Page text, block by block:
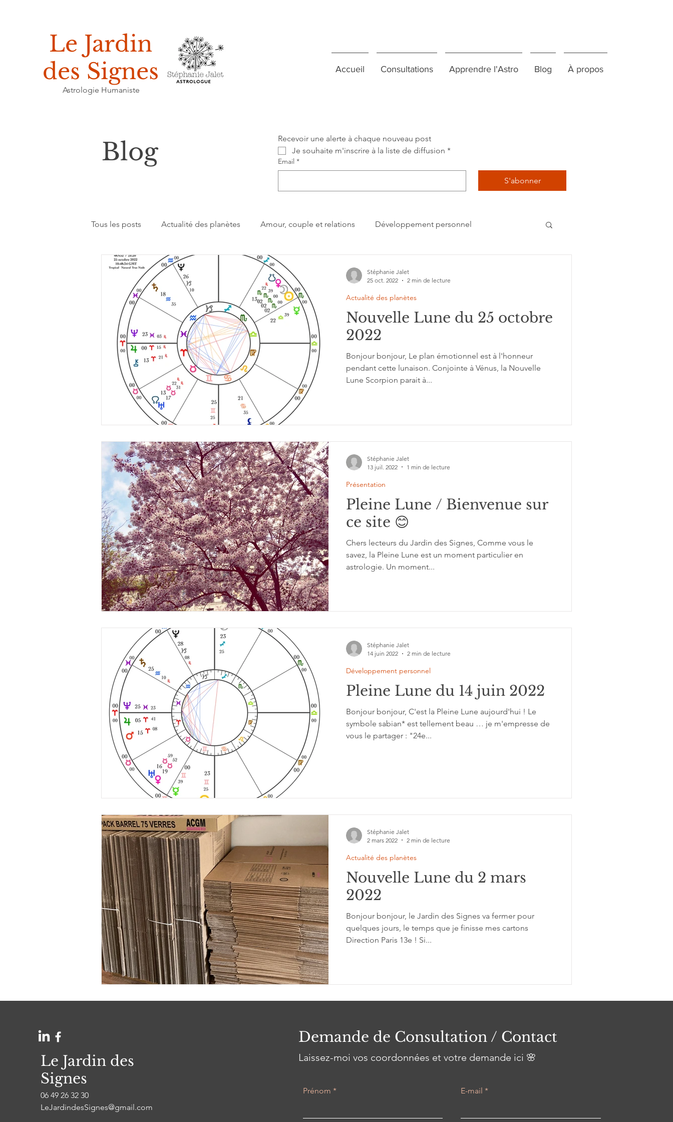
Le Jardin
des Signes
Astrologie Humaniste
Accueil Consultations Apprendre l'Astro Blog À propos
Blog
Recevoir une alerte à chaque nouveau post
Je souhaite m'inscrire à la liste de diffusion *
Email *
S'abonner
Tous les posts Actualité des planètes Amour, couple et relations Développement personnel
Enseignements Important à retenir
Réflexion sur la pratique astrologi Signes du zodiaque
Rencontrons-nous Pistes d'interprétation Grands cycles
Nouvelle Lune du 25 octobre
2022
Bonjour bonjour, Le plan émotionnel est à l'honneur
pendant cette lunaison. Conjointe à Vénus, la Nouvelle
Lune Scorpion parait à...
Actualité des planètes
Stéphanie Jalet
25 oct. 2022
2 min de lecture
Pleine Lune / Bienvenue sur
ce site 😊
Chers lecteurs du Jardin des Signes, Comme vous le
savez, la Pleine Lune est un moment particulier en
astrologie. Un moment...
Présentation
Stéphanie Jalet
13 juil. 2022
1 min de lecture
Pleine Lune du 14 juin 2022
Bonjour bonjour, C'est la Pleine Lune aujourd'hui ! Le
symbole sabian* est tellement beau … je m'empresse de
vous le partager : "24e...
Développement personnel
Stéphanie Jalet
14 juin 2022
2 min de lecture
Nouvelle Lune du 2 mars
2022
Bonjour bonjour, le Jardin des Signes va fermer pour
quelques jours, le temps que je finisse mes cartons
Direction Paris 13e ! Si...
Actualité des planètes
Stéphanie Jalet
2 mars 2022
2 min de lecture
Le Jardin des
Signes
06 49 26 32 30
LeJardindesSignes@gmail.com
Demande de Consultation / Contact
Laissez-moi vos coordonnées et votre demande ici 🌸
Prénom E-mail